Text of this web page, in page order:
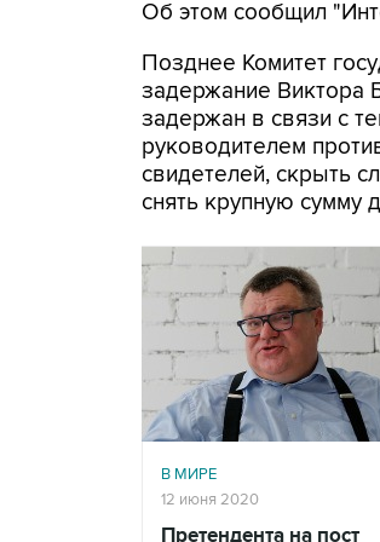
Об этом сообщил
Позднее Комитет
задержание Виктора
задержан в связи с
руководителем
свидетелей, скрыть
снять крупную сумму
В МИРЕ
12 июня 2020
Претендента на пост